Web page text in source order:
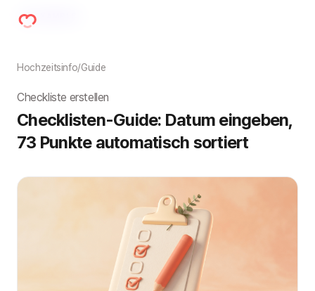
Hochzeitsinfo/Guide
Checkliste erstellen
Checklisten-Guide: Datum eingeben,
73 Punkte automatisch sortiert